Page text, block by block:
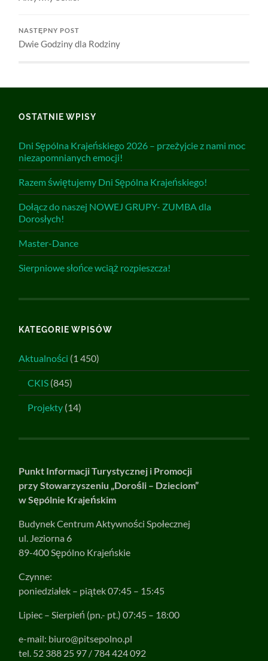
NASTĘPNY POST
Dwie Godziny dla Rodziny
OSTATNIE WPISY
Dni Sępólna Krajeńskiego 2026 – przeżyjcie z nami moc
niezapomnianych emocji!
Razem świętujemy Dni Sępólna Krajeńskiego!
Dołącz do naszej NOWEJ GRUPY- ZUMBA dla
Dorosłych!
Master-Dance
Sierpniowe słońce wciąż rozpieszcza!
KATEGORIE WPISÓW
Aktualności (1 450)
CKIS (845)
Projekty (14)
Punkt Informacji Turystycznej i Promocji
przy Stowarzyszeniu „Dorośli – Dzieciom”
w Sępólnie Krajeńskim
Budynek Centrum Aktywności Społecznej
ul. Jeziorna 6
89-400 Sępólno Krajeńskie
Czynne:
poniedziałek – piątek 07:45 – 15:45
Lipiec – Sierpień (pn.- pt.) 07:45 – 18:00
e-mail: biuro@pitsepolno.pl
tel. 52 388 25 97 / 784 424 092